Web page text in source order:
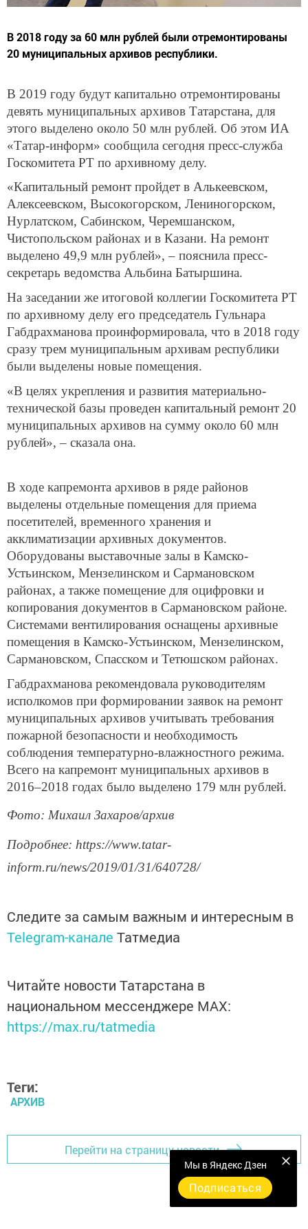
В 2018 году за 60 млн рублей были отремонтированы
20 муниципальных архивов республики.
В 2019 году будут капитально отремонтированы
девять муниципальных архивов Татарстана, для
этого выделено около 50 млн рублей. Об этом ИА
«Татар-информ» сообщила сегодня пресс-служба
Госкомитета РТ по архивному делу.
«Капитальный ремонт пройдет в Алькеевском,
Алексеевском, Высокогорском, Лениногорском,
Нурлатском, Сабинском, Черемшанском,
Чистопольском районах и в Казани. На ремонт
выделено 49,9 млн рублей», – пояснила пресс-
секретарь ведомства Альбина Батыршина.
На заседании же итоговой коллегии Госкомитета РТ
по архивному делу его председатель Гульнара
Габдрахманова проинформировала, что в 2018 году
сразу трем муниципальным архивам республики
были выделены новые помещения.
«В целях укрепления и развития материально-
технической базы проведен капитальный ремонт 20
муниципальных архивов на сумму около 60 млн
рублей», – сказала она.
В ходе капремонта архивов в ряде районов
выделены отдельные помещения для приема
посетителей, временного хранения и
акклиматизации архивных документов.
Оборудованы выставочные залы в Камско-
Устьинском, Мензелинском и Сармановском
районах, а также помещение для оцифровки и
копирования документов в Сармановском районе.
Системами вентилирования оснащены архивные
помещения в Камско-Устьинском, Мензелинском,
Сармановском, Спасском и Тетюшском районах.
Габдрахманова рекомендовала руководителям
исполкомов при формировании заявок на ремонт
муниципальных архивов учитывать требования
пожарной безопасности и необходимость
соблюдения температурно-влажностного режима.
Всего на капремонт муниципальных архивов в
2016–2018 годах было выделено 179 млн рублей.
Фото: Михаил Захаров/архив
Подробнее: https://www.tatar-
inform.ru/news/2019/01/31/640728/
Следите за самым важным и интересным в
Telegram-канале Татмедиа
Читайте новости Татарстана в
национальном мессенджере MАХ:
https://max.ru/tatmedia
Теги:
АРХИВ
Перейти на страницу новости
Мы в Яндекс Дзен
Подписаться